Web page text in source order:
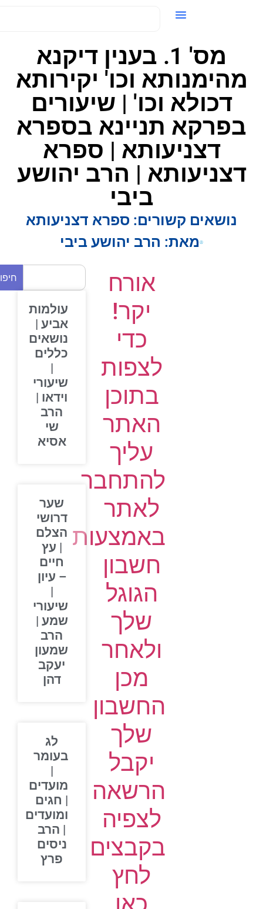
מס' 1. בענין דיקנא
מהימנותא וכו' יקירותא
דכולא וכו' | שיעורים
בפרקא תניינא בספרא
דצניעותא | ספרא
דצניעותא | הרב יהושע
ביבי
נושאים קשורים: ספרא דצניעותא
מאת:הרב יהושע ביבי
אורח
יקר!
כדי
לצפות
בתוכן
האתר
עליך
להתחבר
לאתר
באמצעות
חשבון
הגוגל
שלך
ולאחר
מכן
החשבון
שלך
יקבל
הרשאה
לצפיה
בקבצים
לחץ
חיפוש
עולמות
אביע |
נושאים
כללים
שיעורי
וידאו |
הרב
שי
אסיא
שער
דרושי
הצלם
| עץ
חיים
– עיון
שיעורי
שמע |
הרב
שמעון
יעקב
דהן
בעומר
מועדים
| חגים
ומועדים
| הרב
ניסים
פרץ